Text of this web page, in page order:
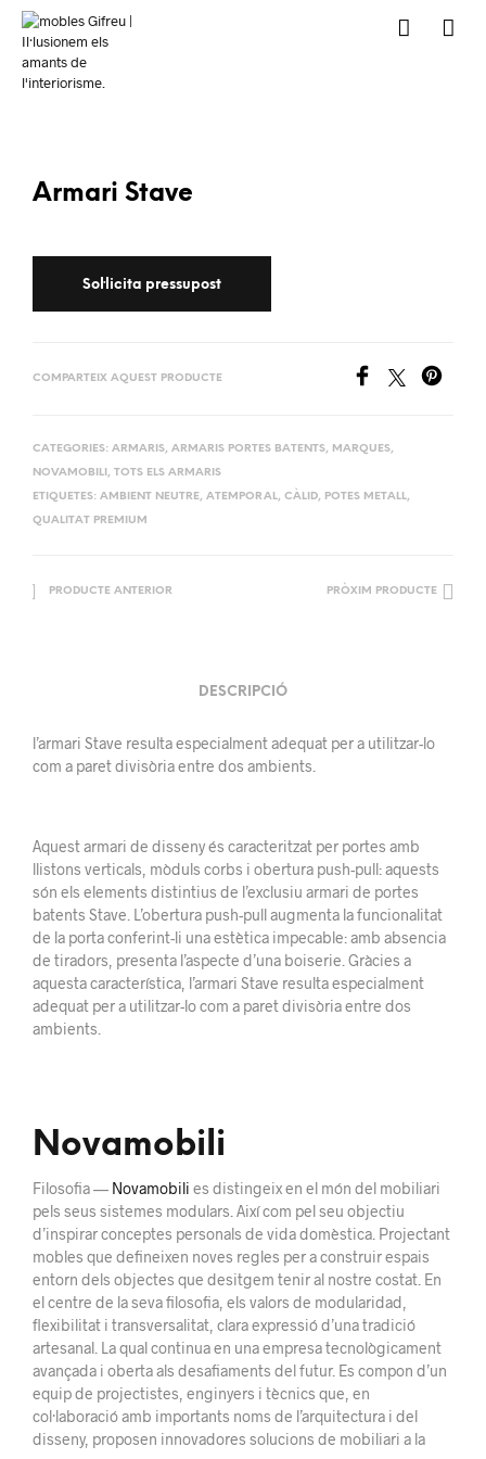
Armari Stave
COMPARTEIX AQUEST PRODUCTE
CATEGORIES: ARMARIS, ARMARIS PORTES BATENTS, MARQUES,
NOVAMOBILI , TOTS ELS ARMARIS
ETIQUETES: AMBIENT NEUTRE, ATEMPORAL, CÀLID, POTES METALL,
QUALITAT PREMIUM
PRODUCTE ANTERIOR PRÒXIM PRODUCTE
DESCRIPCIÓ
l’armari Stave resulta especialment adequat per a utilitzar-lo
com a paret divisòria entre dos ambients.
Aquest armari de disseny és caracteritzat per portes amb
llistons verticals, mòduls corbs i obertura push-pull: aquests
són els elements distintius de l’exclusiu armari de portes
batents Stave. L’obertura push-pull augmenta la funcionalitat
de la porta conferint-li una estètica impecable: amb absencia
de tiradors, presenta l’aspecte d’una boiserie. Gràcies a
aquesta característica, l’armari Stave resulta especialment
adequat per a utilitzar-lo com a paret divisòria entre dos
ambients.
Novamobili
Filosofia — Novamobili es distingeix en el món del mobiliari
pels seus sistemes modulars. Així com pel seu objectiu
d’inspirar conceptes personals de vida domèstica. Projectant
mobles que defineixen noves regles per a construir espais
entorn dels objectes que desitgem tenir al nostre costat. En
el centre de la seva filosofia, els valors de modularidad,
flexibilitat i transversalitat, clara expressió d’una tradició
artesanal. La qual continua en una empresa tecnològicament
avançada i oberta als desafiaments del futur. Es compon d’un
equip de projectistes, enginyers i tècnics que, en
col·laboració amb importants noms de l’arquitectura i del
disseny, proposen innovadores solucions de mobiliari a la